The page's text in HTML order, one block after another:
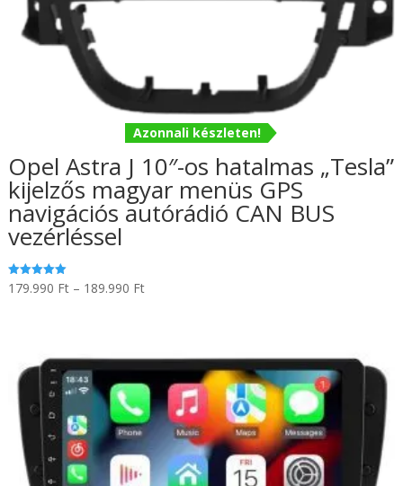
Azonnali készleten!
Opel Astra J 10″-os hatalmas „Tesla”
kijelzős magyar menüs GPS
navigációs autórádió CAN BUS
vezérléssel
Értékelés:
5.00
179.990 Ft – 189.990 FtÁrtartomány: